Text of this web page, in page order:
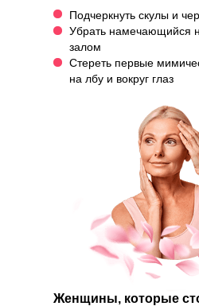
Женщины, которые
Подчеркнуть скулы и
Убрать намечающийся
залом
Стереть первые
на лбу и вокруг глаз